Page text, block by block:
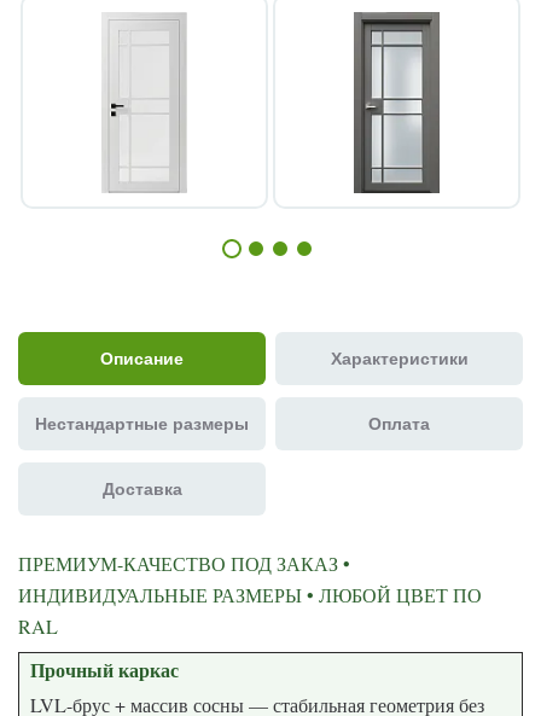
Описание Характеристики
Нестандартные размеры Оплата
Доставка
ПРЕМИУМ-КАЧЕСТВО ПОД ЗАКАЗ •
ИНДИВИДУАЛЬНЫЕ РАЗМЕРЫ • ЛЮБОЙ ЦВЕТ ПО
RAL
Прочный каркас
LVL-брус + массив сосны — стабильная геометрия без